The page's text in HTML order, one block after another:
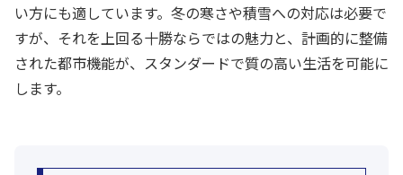
い方にも適しています。冬の寒さや積雪への対応は必要で
すが、それを上回る十勝ならではの魅力と、計画的に整備
された都市機能が、スタンダードで質の高い生活を可能に
します。